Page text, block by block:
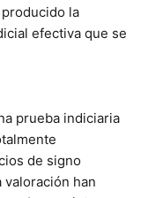
la
efectiva que se
prueba indiciaria
de signo
han